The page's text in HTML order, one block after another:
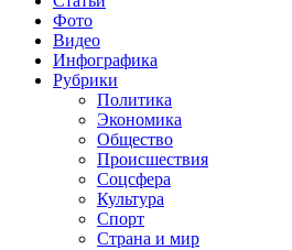
Фото
Видео
Инфографика
Рубрики
Политика
Экономика
Общество
Происшествия
Соцсфера
Культура
Спорт
Страна и мир